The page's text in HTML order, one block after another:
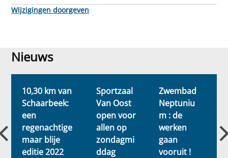
Wijzigingen doorgeven
Nieuws
Nieuws
10,30 km van
Schaarbeek:
een
regenachtige
maar blije
editie 2022
Sportzaal
Van Oost
open voor
allen op
zondagmi
ddag
Zwembad
Neptuniu
m : de
werken
gaan
vooruit !
?